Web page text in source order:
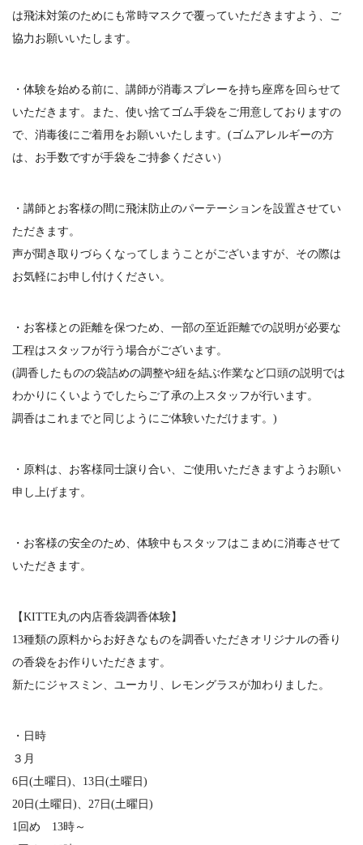
は飛沫対策のためにも常時マスクで覆っていただきますよう、ご
協力お願いいたします。
・体験を始める前に、講師が消毒スプレーを持ち座席を回らせて
いただきます。また、使い捨てゴム手袋をご用意しておりますの
で、消毒後にご着用をお願いいたします。(ゴムアレルギーの方
は、お手数ですが手袋をご持参ください）
・講師とお客様の間に飛沫防止のパーテーションを設置させてい
ただきます。
声が聞き取りづらくなってしまうことがございますが、その際は
お気軽にお申し付けください。
・お客様との距離を保つため、一部の至近距離での説明が必要な
工程はスタッフが行う場合がございます。
(調香したものの袋詰めの調整や紐を結ぶ作業など口頭の説明では
わかりにくいようでしたらご了承の上スタッフが行います。
調香はこれまでと同じようにご体験いただけます。)
・原料は、お客様同士譲り合い、ご使用いただきますようお願い
申し上げます。
・お客様の安全のため、体験中もスタッフはこまめに消毒させて
いただきます。
【KITTE丸の内店香袋調香体験】
13種類の原料からお好きなものを調香いただきオリジナルの香り
の香袋をお作りいただきます。
新たにジャスミン、ユーカリ、レモングラスが加わりました。
・日時
３月
6日(土曜日)、13日(土曜日)
20日(土曜日)、27日(土曜日)
1回め 13時～